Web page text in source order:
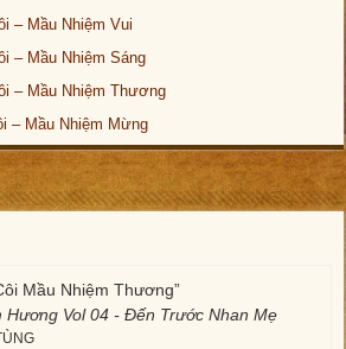
– Mầu Nhiệm Vui
– Mầu Nhiệm Sáng
– Mầu Nhiệm Thương
– Mầu Nhiệm Mừng
Mầu Nhiệm Thương”
Hương Vol 04 - Đến Trước Nhan Mẹ